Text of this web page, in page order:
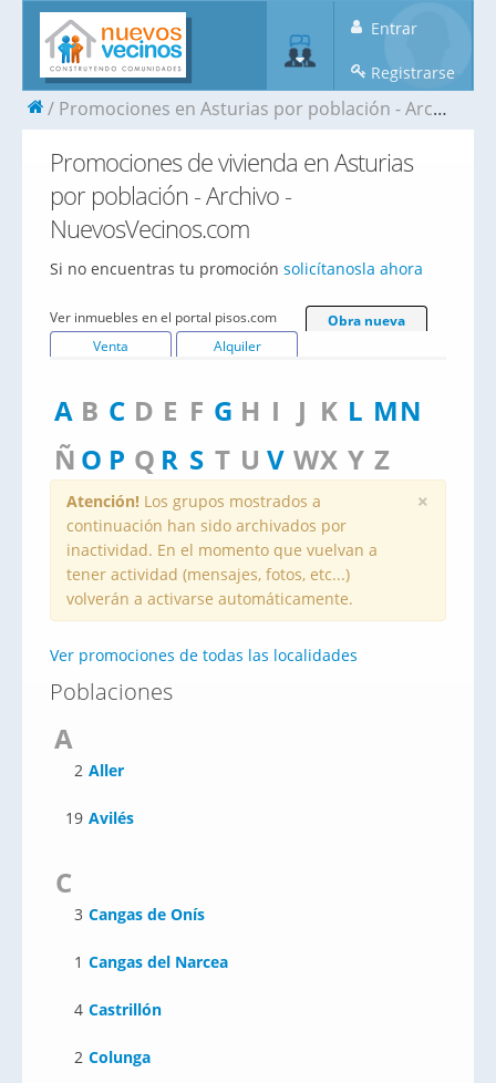
Entrar
Registrarse
Promociones en Asturias por población - Archivo
Promociones de vivienda en Asturias
por población - Archivo -
NuevosVecinos.com
Si no encuentras tu promoción solicítanosla ahora
Ver inmuebles en el portal pisos.com
Obra nueva
Venta
Alquiler
A B C D E F G H I J K L MN
Ñ O P Q R S T U V WX Y Z
×
Atención! Los grupos mostrados a
continuación han sido archivados por
inactividad. En el momento que vuelvan a
tener actividad (mensajes, fotos, etc...)
volverán a activarse automáticamente.
Ver promociones de todas las localidades
Poblaciones
A
2 Aller
19 Avilés
C
3 Cangas de Onís
1 Cangas del Narcea
4 Castrillón
2 Colunga